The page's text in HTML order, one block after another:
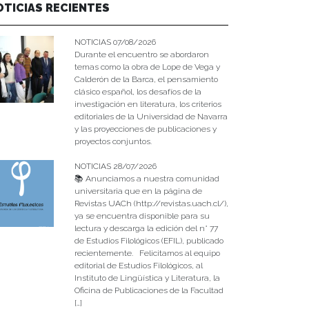
RECIENTES
NOTICIAS 07/08/2026
Durante el encuentro se abordaron
temas como la obra de Lope de Vega y
Calderón de la Barca, el pensamiento
clásico español, los desafíos de la
investigación en literatura, los criterios
editoriales de la Universidad de Navarra
y las proyecciones de publicaciones y
proyectos conjuntos.
NOTICIAS 28/07/2026
📚 Anunciamos a nuestra comunidad
universitaria que en la página de
Revistas UACh (http://revistas.uach.cl/),
ya se encuentra disponible para su
lectura y descarga la edición del n° 77
de Estudios Filológicos (EFIL), publicado
recientemente. Felicitamos al equipo
editorial de Estudios Filológicos, al
Instituto de Lingüística y Literatura, la
Oficina de Publicaciones de la Facultad
[…]